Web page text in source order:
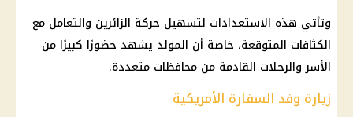
وتأتي هذه الاستعدادات لتسهيل حركة الزائرين والتعامل مع
الكثافات المتوقعة، خاصة أن المولد يشهد حضورًا كبيرًا من
الأسر والرحلات القادمة من محافظات متعددة.
زيارة وفد السفارة الأمريكية